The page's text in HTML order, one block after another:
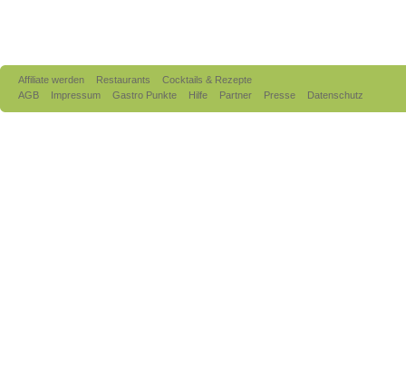
Affiliate werden Restaurants
Cocktails & Rezepte
AGB
Impressum Gastro Punkte Hilfe Partner Presse Datenschutz